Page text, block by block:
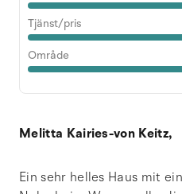
Tjänst/pris
Område
Melitta Kairies-von Keitz,
Ein sehr helles Haus mit